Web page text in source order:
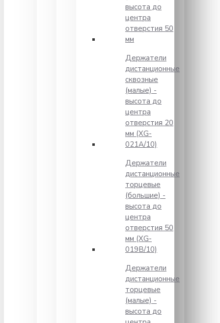
высота до
центра
отверстия 50
мм
Держатели
дистанционные
сквозные
(малые) -
высота до
центра
отверстия 20
мм (XG-
021A/10)
Держатели
дистанционные
торцевые
(большие) -
высота до
центра
отверстия 50
мм (XG-
019B/10)
Держатели
дистанционные
торцевые
(малые) -
высота до